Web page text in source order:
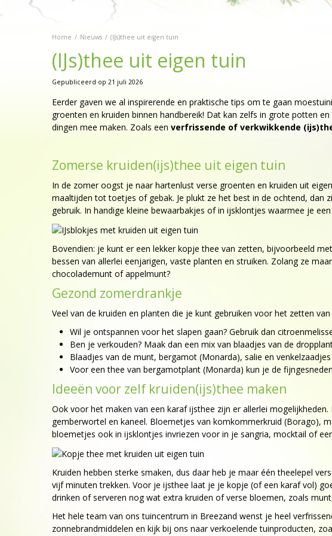
Home Nieuws (IJs)thee uit eigen tuin
(IJs)thee uit eigen tuin
Gepubliceerd op 21 juli 2026
Eerder gaven we al inspirerende en praktische tips om te gaan
groenten en kruiden binnen handbereik! Dat kan zelfs in grote potten
dingen mee maken. Zoals een verfrissende of verkwikkende
Zomerse kruiden(ijs)thee uit eigen tuin
In de zomer oogst je naar hartenlust verse groenten en kruiden uit
maaltijden tot toetjes of gebak. Je plukt ze het best in de ochtend, dan
gebruik. In handige kleine bewaarbakjes of in ijsklontjes waarmee je
Bovendien: je kunt er een lekker kopje thee van zetten, bijvoorbeeld
bessen van allerlei eenjarigen, vaste planten en struiken. Zolang ze
chocolademunt of appelmunt?
Gezond zomerdrankje
Veel van de kruiden en planten die je kunt gebruiken voor het zetten
Wil je ontspannen voor het slapen gaan? Gebruik dan
Ben je verkouden? Maak dan een mix van blaadjes van de
Blaadjes van de munt, bergamot (Monarda), salie en
Voor een thee van bergamotplant (Monarda) kun je de
Ideeën voor zelf kruiden(ijs)thee maken
Ook voor het maken van een karaf ijsthee zijn er allerlei
gemberwortel en kaneel. Bloemetjes van komkommerkruid (Borago),
bloemetjes ook in ijsklontjes invriezen voor in je sangria, mocktail of
Kruiden hebben sterke smaken, dus daar heb je maar één theelepel
vijf minuten trekken. Voor je ijsthee laat je je kopje (of een karaf vol)
drinken of serveren nog wat extra kruiden of verse bloemen, zoals
Het hele team van ons tuincentrum in Breezand wenst je heel
zonnebrandmiddelen en kijk bij ons naar verkoelende tuinproducten,